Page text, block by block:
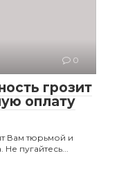
0
грозит
оплату
Вам тюрьмой и
пугайтесь...